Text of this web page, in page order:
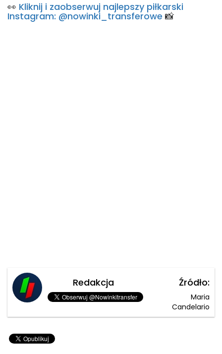
👀 Kliknij i zaobserwuj najlepszy piłkarski
Instagram: @nowinki_transferowe 📸
Redakcja Źródło:
Maria
Candelario